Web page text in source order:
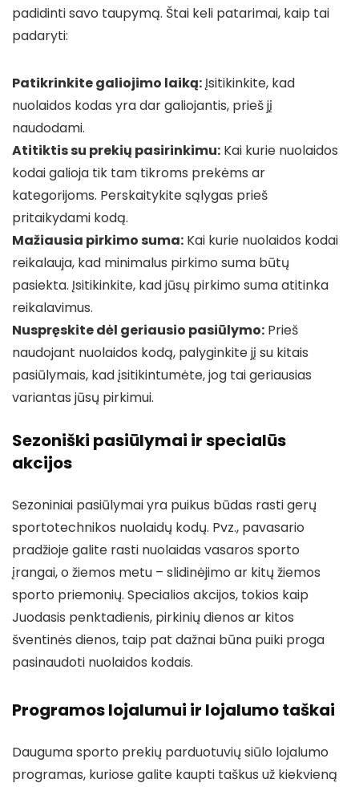
padidinti savo taupymą. Štai keli patarimai, kaip tai
padaryti:
Patikrinkite galiojimo laiką:Įsitikinkite, kad
nuolaidos kodas yra dar galiojantis, prieš jį
naudodami.
Atitiktis su prekių pasirinkimu: Kai kurie nuolaidos
kodai galioja tik tam tikroms prekėms ar
kategorijoms. Perskaitykite sąlygas prieš
pritaikydami kodą.
Mažiausia pirkimo suma: Kai kurie nuolaidos kodai
reikalauja, kad minimalus pirkimo suma būtų
pasiekta. Įsitikinkite, kad jūsų pirkimo suma atitinka
reikalavimus.
Nuspręskite dėl geriausio pasiūlymo: Prieš
naudojant nuolaidos kodą, palyginkite jį su kitais
pasiūlymais, kad įsitikintumėte, jog tai geriausias
variantas jūsų pirkimui.
Sezoniški pasiūlymai ir specialūs
akcijos
Sezoniniai pasiūlymai yra puikus būdas rasti gerų
sportotechnikos nuolaidų kodų. Pvz., pavasario
pradžioje galite rasti nuolaidas vasaros sporto
įrangai, o žiemos metu – slidinėjimo ar kitų žiemos
sporto priemonių. Specialios akcijos, tokios kaip
Juodasis penktadienis, pirkinių dienos ar kitos
šventinės dienos, taip pat dažnai būna puiki proga
pasinaudoti nuolaidos kodais.
Programos lojalumui ir lojalumo taškai
Dauguma sporto prekių parduotuvių siūlo lojalumo
programas, kuriose galite kaupti taškus už kiekvieną